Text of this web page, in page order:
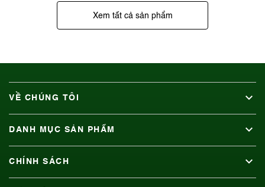
Xem tất cả sản phẩm
VỀ CHÚNG TÔI
DANH MỤC SẢN PHẨM
CHÍNH SÁCH